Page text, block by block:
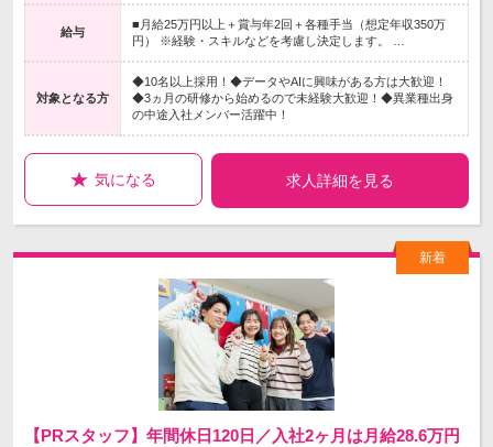
給与
■月給25万円以上＋賞与年2回＋各種手当（想定年収350万
円） ※経験・スキルなどを考慮し決定します。 …
対象となる方
◆10名以上採用！◆データやAIに興味がある方は大歓迎！
◆3ヵ月の研修から始めるので未経験大歓迎！◆異業種出身
の中途入社メンバー活躍中！
気になる 求人詳細を見る
【PRスタッフ】年間休日120日／入社2ヶ月は月給28.6万円